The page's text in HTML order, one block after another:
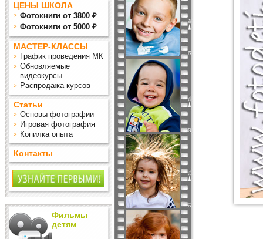
ЦЕНЫ ШКОЛА
Фотокниги от 3800 ₽
Фотокниги от 5000 ₽
МАСТЕР-КЛАССЫ
График проведения МК
Обновляемые
видеокурсы
Распродажа курсов
Статьи
Основы фотографии
Игровая фотография
Копилка опыта
Контакты
Фильмы
детям